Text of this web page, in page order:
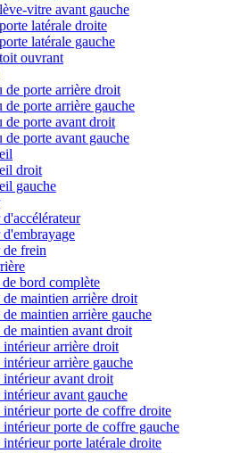
vitre avant gauche
latérale droite
latérale gauche
ouvrant
de porte arrière droit
de porte arrière gauche
de porte avant droit
de porte avant gauche
droit
gauche
d'embrayage
de frein
bord complète
de maintien arrière droit
de maintien arrière gauche
de maintien avant droit
intérieur arrière droit
intérieur arrière gauche
intérieur avant droit
intérieur avant gauche
intérieur porte de coffre droite
intérieur porte de coffre gauche
intérieur porte latérale droite